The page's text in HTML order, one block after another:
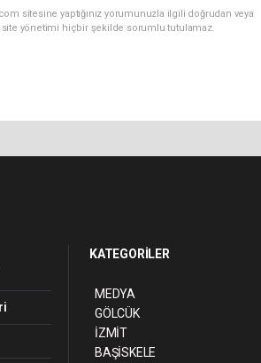
sitesine yaptığınız yorumunuzla ilgili doğrudan veya
site yönetimi hiçbir şekilde sorumlu tutulamaz.
KATEGORİLER
MEDYA
GÖLCÜK
İZMİT
BAŞİSKELE